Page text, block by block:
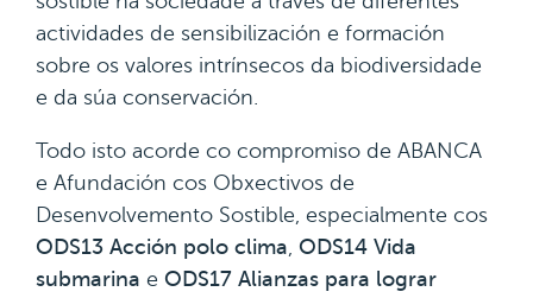
actividades de sensibilización e formación
sobre os valores intrínsecos da biodiversidade
e da súa conservación.
Todo isto acorde co compromiso de ABANCA
e Afundación cos Obxectivos de
Desenvolvemento Sostible, especialmente cos
ODS13 Acción polo clima, ODS14 Vida
submarina e ODS17 Alianzas para lograr